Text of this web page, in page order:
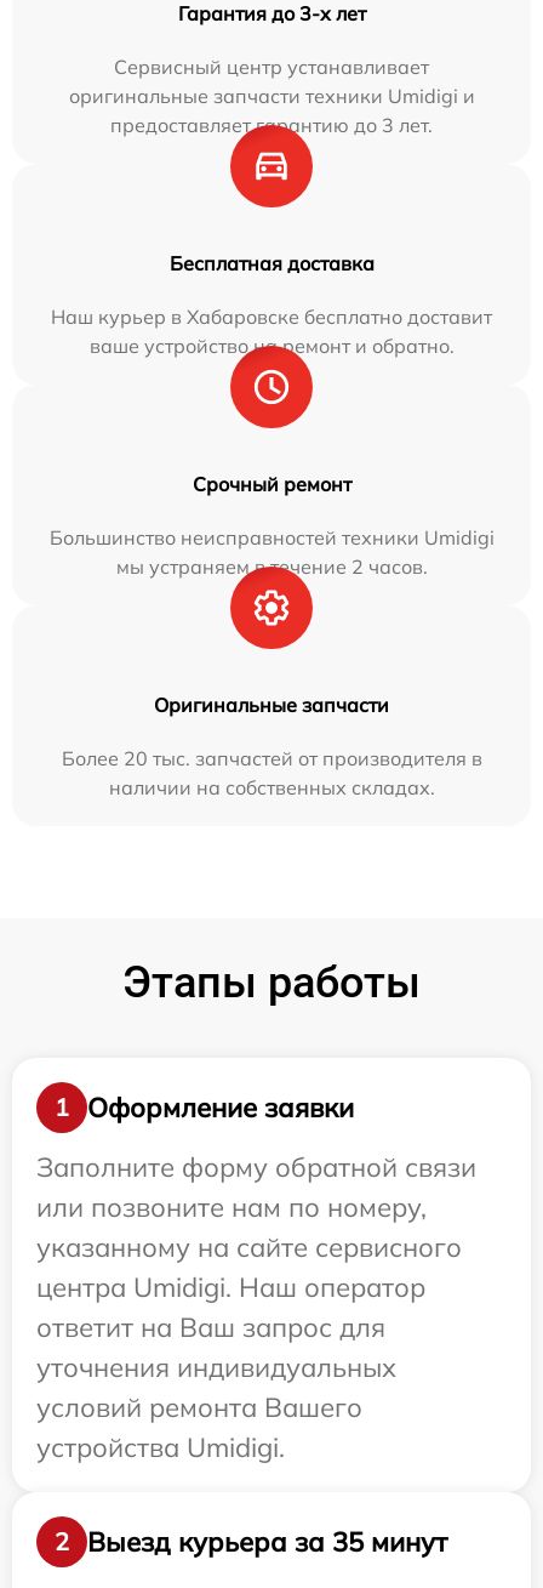
Гарантия до 3-х лет
Сервисный центр устанавливает
оригинальные запчасти техники Umidigi и
предоставляет гарантию до 3 лет.
Бесплатная доставка
Наш курьер в Хабаровске бесплатно доставит
ваше устройство на ремонт и обратно.
Срочный ремонт
Большинство неисправностей техники Umidigi
мы устраняем в течение 2 часов.
Оригинальные запчасти
Более 20 тыс. запчастей от производителя в
наличии на собственных складах.
Этапы работы
1
Оформление заявки
Заполните форму обратной связи
или позвоните нам по номеру,
указанному на сайте сервисного
центра Umidigi. Наш оператор
ответит на Ваш запрос для
уточнения индивидуальных
условий ремонта Вашего
устройства Umidigi.
2
Выезд курьера за 35 минут